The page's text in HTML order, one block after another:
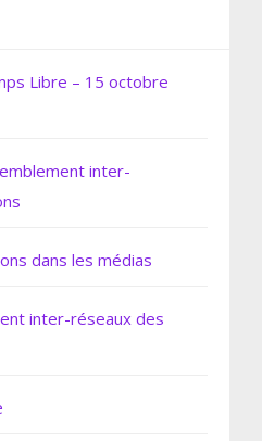
Libre – 15 octobre
inter-
dans les médias
inter-réseaux des